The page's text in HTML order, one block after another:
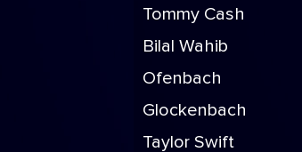
Tommy Cash
Bilal Wahib
Ofenbach
Glockenbach
Taylor Swift